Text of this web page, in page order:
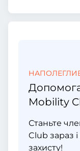
Mobility
Станьте
Club зараз
захисту!